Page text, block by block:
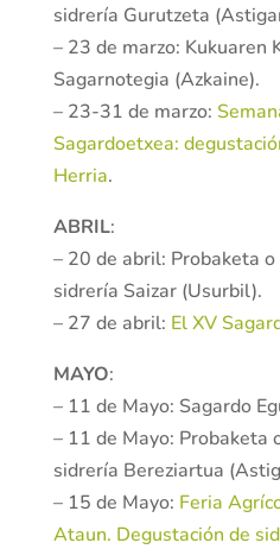
sidrería Gurutzeta
– 23 de marzo: Kukuaren
Sagarnotegia (Azkaine).
– 23-31 de marzo:
Sagardoetxea:
Herria.
ABRIL:
– 20 de abril: Probaketa
sidrería Saizar (Usurbil).
– 27 de abril: El XV
MAYO:
– 11 de Mayo: Sagardo
– 11 de Mayo: Probaketa
sidrería Bereziartua
– 15 de Mayo: Feria
Ataun. Degustación de